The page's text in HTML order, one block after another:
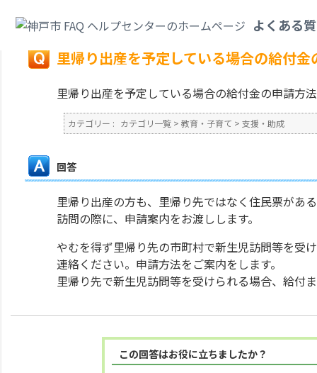
よくある
戻る
里帰り出産を予定している場合の給付
里帰り出産を予定している場合の給付金の申請方
カテゴリー : カテゴリ一覧 > 教育・子育て > 支援・助成
回答
里帰り出産の方も、里帰り先ではなく住民票があ
訪問の際に、申請案内をお渡しします。
やむを得ず里帰り先の市町村で新生児訪問等を受
連絡ください。申請方法をご案内をします。
里帰り先で新生児訪問等を受けられる場合、給付
この回答はお役に立ちましたか？